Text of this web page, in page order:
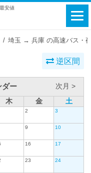
安値
埼玉 → 兵庫 の高速バス・
逆区間
ダー
次月 >
木 金 土
2 3
9 10
16 17
23 24